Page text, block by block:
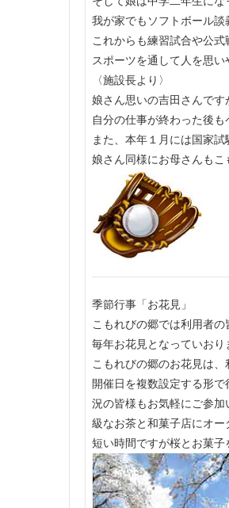
我が家でもソフトボール談
これからも練習試合や公
スポーツを通して人を思い
〈施設長より〉
娘さん思いの吉田さんです
自分の仕事が終わった後
また、本年１月には国家
娘さん同様にお母さんもこ
季節行事「お花見」
こもれびの郷では利用者
毎年お花見となっていおり
こもれびの郷のお花見は、
開催日を複数設定する形
況の皆様もお気軽にご参
級なお茶と和菓子店にオー
短い時間ですが桜とお菓子